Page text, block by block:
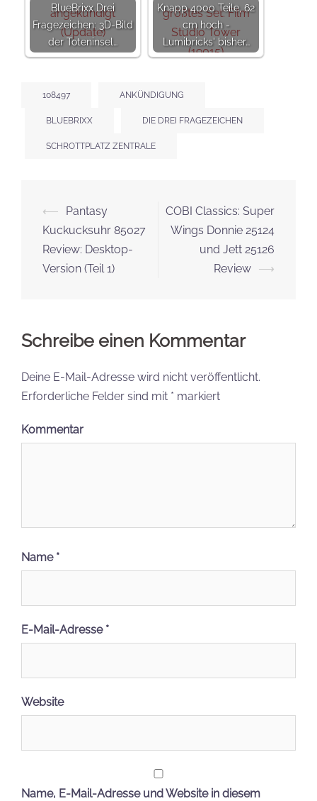
BlueBrixx Drei
Fragezeichen: 3D-Bild
der Toteninsel…
Knapp 4000 Teile, 62
cm hoch -
Lumibricks' bisher…
108497 ANKÜNDIGUNG
BLUEBRIXX DIE DREI FRAGEZEICHEN
SCHROTTPLATZ ZENTRALE
Beitrags-
Navigation
⟵
Pantasy
Kuckucksuhr 85027
Review: Desktop-
Version (Teil 1)
COBI Classics: Super
Wings Donnie 25124
und Jett 25126
Review ⟶
Schreibe einen Kommentar
Deine E-Mail-Adresse wird nicht veröffentlicht.
Erforderliche Felder sind mit * markiert
Kommentar
Name *
E-Mail-Adresse *
Website
Name, E-Mail-Adresse und Website in diesem